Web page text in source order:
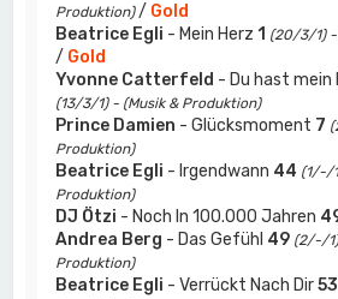
Produktion)/ Gold
Beatrice Egli - Mein Herz 1 (20/3/1) -
/ Gold
Yvonne Catterfeld - Du hast mein
(13/3/1) - (Musik & Produktion)
Prince Damien - Glücksmoment 7
Produktion)
Beatrice Egli - Irgendwann 44 (1/-/
Produktion)
DJ Ötzi - Noch In 100.000 Jahren
Andrea Berg - Das Gefühl 49 (2/-/
Produktion)
Beatrice Egli - Verrückt Nach Dir53